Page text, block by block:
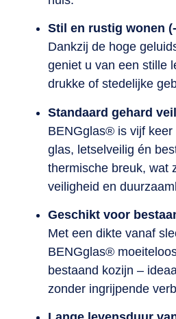
Stil en rustig wonen
Dankzij de hoge
geniet u van een stille
drukke of stedelijke
Standaard gehard
BENGglas® is vijf
glas, letselveilig én
thermische breuk, wat
veiligheid en
Geschikt voor
Met een dikte vanaf
BENGglas®
bestaand kozijn –
zonder ingrijpende